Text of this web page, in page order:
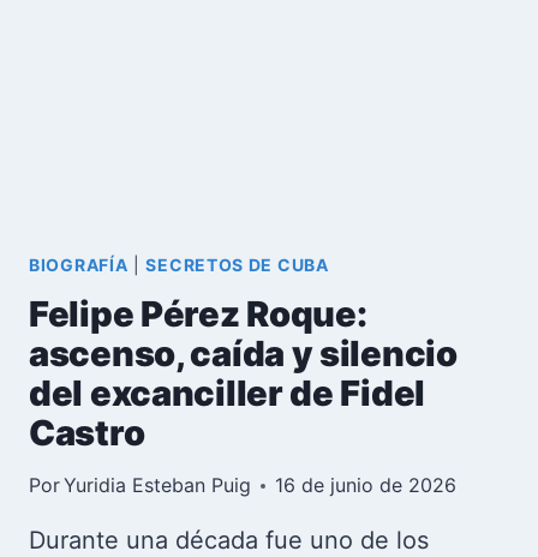
BIOGRAFÍA |SECRETOS DE CUBA
Felipe Pérez Roque:
ascenso, caída y silencio
del excanciller de Fidel
Castro
PorYuridia Esteban Puig 16 de junio de 2026
Durante una década fue uno de los